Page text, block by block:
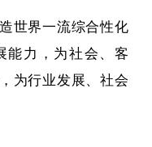
世界一流综合性化
能力，为社会、客
为行业发展、社会